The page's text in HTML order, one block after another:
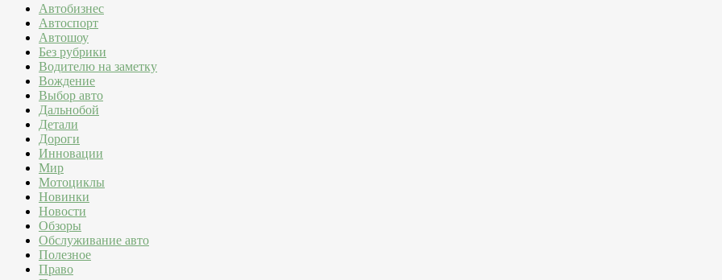
Автобизнес
Автоспорт
Автошоу
Без рубрики
Водителю на заметку
Вождение
Выбор авто
Дальнобой
Детали
Дороги
Инновации
Мир
Мотоциклы
Новинки
Новости
Обзоры
Обслуживание авто
Полезное
Право